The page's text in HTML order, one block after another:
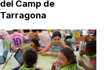
del Camp de
Tarragona